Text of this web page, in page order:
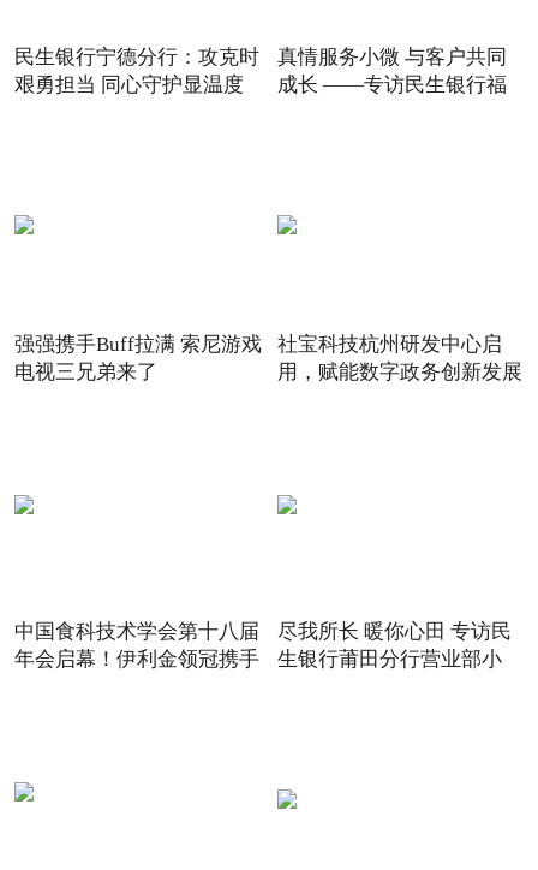
民生银行宁德分行：攻克时
艰勇担当 同心守护显温度
真情服务小微 与客户共同
成长 ——专访民生银行福
强强携手Buff拉满 索尼游戏
电视三兄弟来了
社宝科技杭州研发中心启
用，赋能数字政务创新发展
中国食科技术学会第十八届
年会启幕！伊利金领冠携手
尽我所长 暖你心田 专访民
生银行莆田分行营业部小